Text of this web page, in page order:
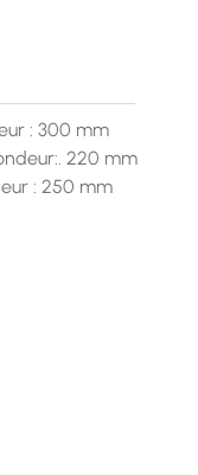
: 300 mm
220 mm
: 250 mm